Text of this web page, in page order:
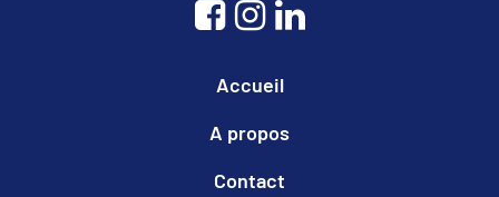
Accueil
A propos
Contact